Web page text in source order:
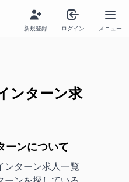
新規登録 ログイン メニュー
ンターン求
ーンについて
ンターン求人一覧